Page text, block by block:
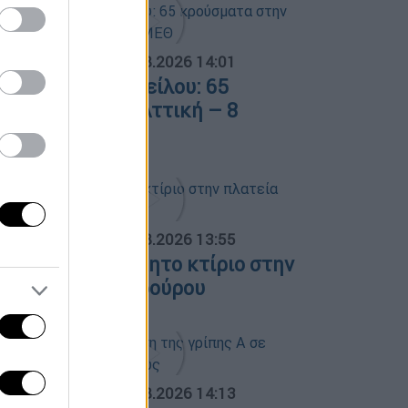
08.08.2026 14:01
του Δυτικού Νείλου: 65
στην Αττική – 8
σε ΜΕΘ
08.08.2026 13:55
σε ακατοίκητο κτίριο στην
Κουμουνδούρου
07.08.2026 14:13